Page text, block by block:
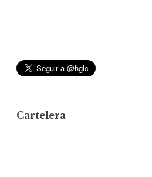
n
e
Cartelera